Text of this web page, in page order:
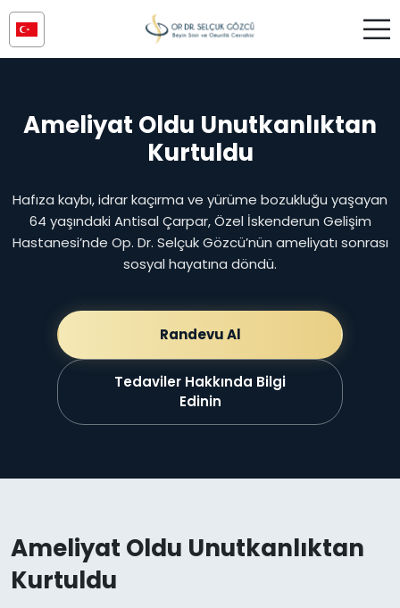
Ameliyat Oldu Unutkanlıktan
Kurtuldu
Hafıza kaybı, idrar kaçırma ve yürüme bozukluğu yaşayan
64 yaşındaki Antisal Çarpar, Özel İskenderun Gelişim
Hastanesi’nde Op. Dr. Selçuk Gözcü’nün ameliyatı sonrası
sosyal hayatına döndü.
Randevu Al
Tedaviler Hakkında Bilgi
Edinin
Ameliyat Oldu Unutkanlıktan
Kurtuldu